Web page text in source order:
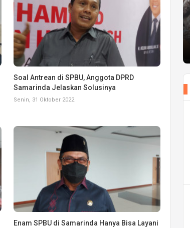
Soal Antrean di SPBU, Anggota DPRD
Samarinda Jelaskan Solusinya
Senin, 31 Oktober 2022
Enam SPBU di Samarinda Hanya Bisa Layani